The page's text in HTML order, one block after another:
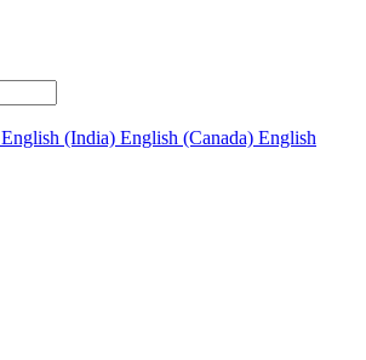
English (India) English (Canada) English